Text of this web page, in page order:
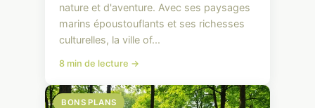
nature et d'aventure. Avec ses paysages
marins époustouflants et ses richesses
culturelles, la ville of...
8 min de lecture →
BONS PLANS